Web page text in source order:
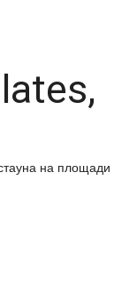
на площади